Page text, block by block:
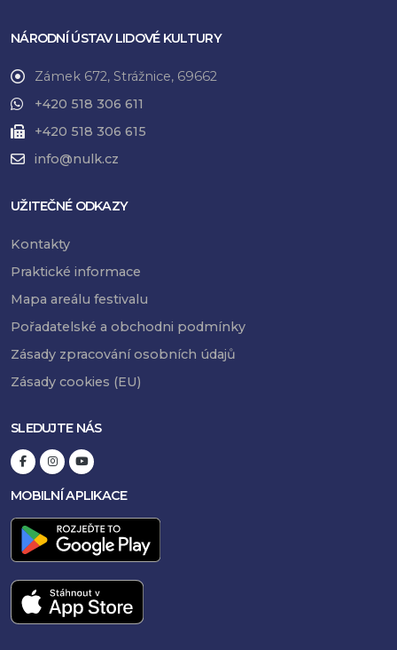
NÁRODNÍ ÚSTAV LIDOVÉ KULTURY
Zámek 672, Strážnice, 69662
+420 518 306 611
+420 518 306 615
info@nulk.cz
UŽITEČNÉ ODKAZY
Kontakty
Praktické informace
Mapa areálu festivalu
Pořadatelské a obchodni podmínky
Zásady zpracování osobních údajů
Zásady cookies (EU)
SLEDUJTE NÁS
MOBILNÍ APLIKACE